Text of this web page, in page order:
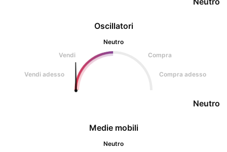
Oscillatori
Neutro
Vendi
Compra
Vendi adesso Compra adesso
Neutro
Medie mobili
Neutro